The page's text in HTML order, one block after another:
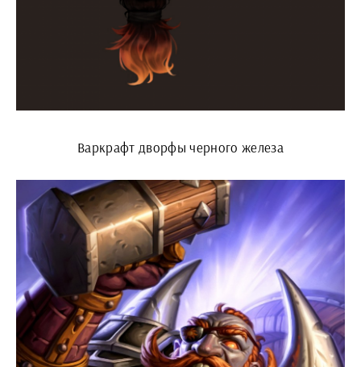
Варкрафт дворфы черного железа